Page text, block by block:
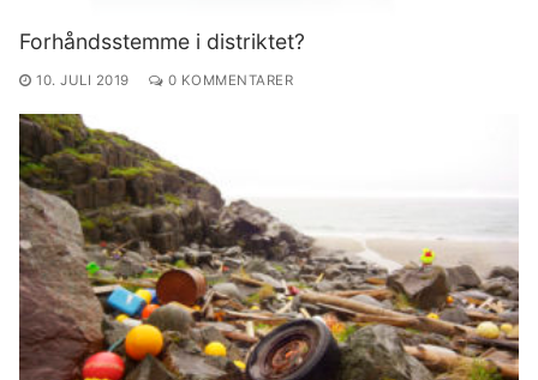
Forhåndsstemme i distriktet?
10. JULI 2019 0 KOMMENTARER